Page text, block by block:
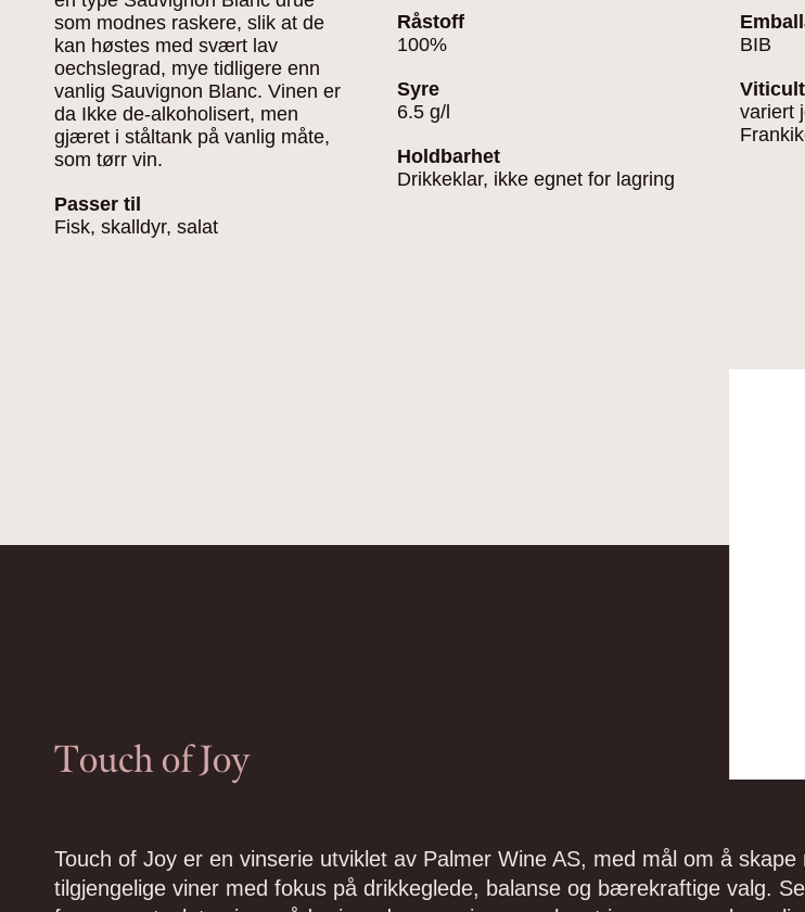
som modnes raskere, slik at de
kan høstes med svært lav
oechslegrad, mye tidligere enn
vanlig Sauvignon Blanc. Vinen er
da Ikke de-alkoholisert, men
gjæret i ståltank på vanlig måte,
som tørr vin.
Passer til
Fisk, skalldyr, salat
Råstoff
100%
Syre
6.5 g/l
Holdbarhet
Drikkeklar, ikke egnet for lagring
BIB
variert
Touch of Joy
Touch of Joy er en vinserie utviklet av Palmer Wine AS, med mål om å skape
tilgjengelige viner med fokus på drikkeglede, balanse og bærekraftige valg.